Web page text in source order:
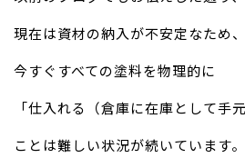
現在は資材の納入が不安定なため、
今すぐすべての塗料を物理的に
「仕入れる（倉庫に在庫として手
ことは難しい状況が続いています。